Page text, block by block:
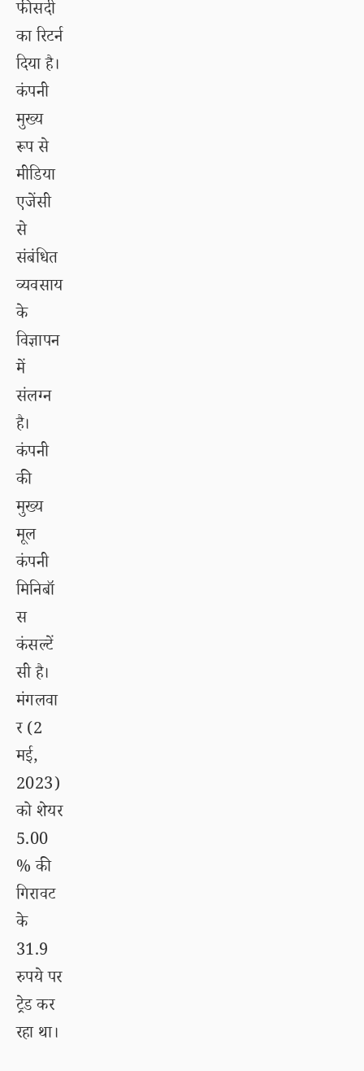
फीसदी
का रिटर्न
दिया है।
कंपनी
मुख्य
रूप से
मीडिया
एजेंसी
से
संबंधित
व्यवसाय
के
विज्ञापन
में
संलग्न
है।
कंपनी
की
मुख्य
मूल
कंपनी
मिनिबॉ
स
कंसल्टें
सी है।
मंगलवा
र (2
मई,
2023)
को शेयर
5.00
% की
गिरावट
के
31.9
रुपये पर
ट्रेड कर
रहा था।